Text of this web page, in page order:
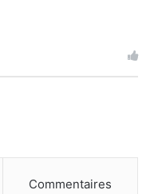
Commentaires